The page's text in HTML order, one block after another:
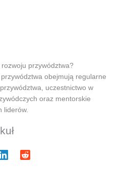
przywództwa?
obejmują regularne
uczestnictwo w
oraz mentorskie
liderów.